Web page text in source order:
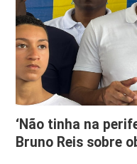
‘Não tinha na
Bruno Reis sobre